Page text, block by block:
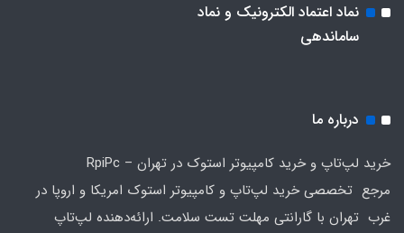
نماد اعتماد الکترونیک و نماد
ساماندهی
درباره ما
خرید لپ‌تاپ و خرید کامپیوتر استوک در تهران – RpiPc
مرجع تخصصی خرید لپ‌تاپ و کامپیوتر استوک امریکا و اروپا در
غرب تهران با گارانتی مهلت تست سلامت. ارائه‌دهنده لپ‌تاپ